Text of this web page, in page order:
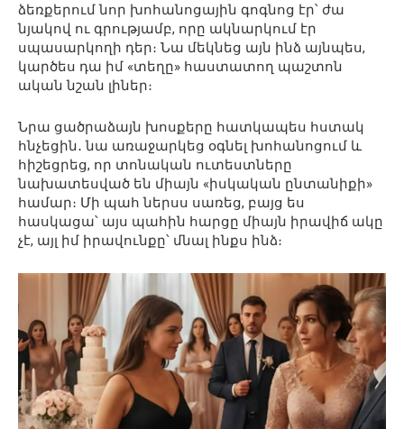
ձեռքերում նոր խոհանոցային գոգնոց էր՝ ժա
նյակով ու գրությամբ, որը ակնարկում էր
սպասարկողի դեր։ Նա մեկնեց այն ինձ այնպես,
կարծես դա իմ «տեղը» հաստատող պաշտոն
ական նշան լիներ։
Նրա ցածրաձայն խոսքերը հատկապես հստակ
հնչեցին․ նա առաջարկեց օգնել խոհանոցում և
հիշեցրեց, որ տոնական ուտեստները
նախատեսված են միայն «իսկական ընտանիքի»
համար։ Մի պահ ներսս սառեց, բայց ես
հասկացա՝ այս պահին հարցը միայն իրավիճ ակը
չէ, այլ իմ իրավունքը՝ մնալ ինքս ինձ։